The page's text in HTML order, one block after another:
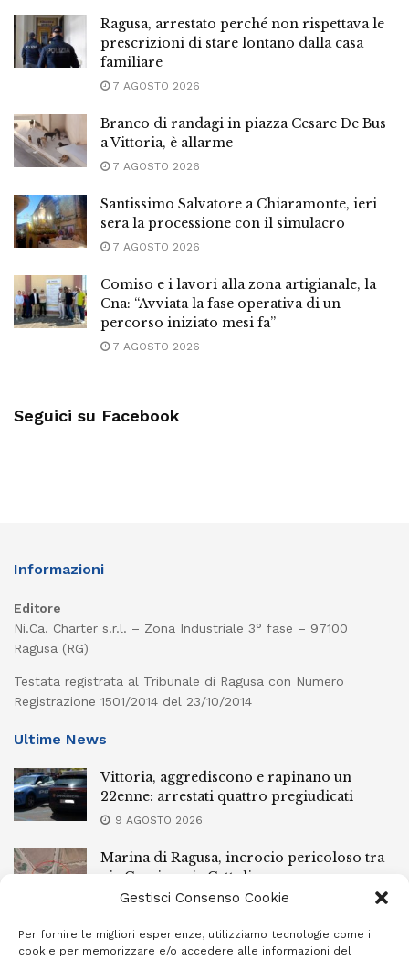
Gestisci Consenso Cookie
Per fornire le migliori esperienze, utilizziamo tecnologie come i
cookie per memorizzare e/o accedere alle informazioni del
Ragusa, arrestato perché non rispettava le
prescrizioni di stare lontano dalla casa
familiare
7 AGOSTO 2026
Branco di randagi in piazza Cesare De Bus
a Vittoria, è allarme
7 AGOSTO 2026
Santissimo Salvatore a Chiaramonte, ieri
sera la processione con il simulacro
7 AGOSTO 2026
Comiso e i lavori alla zona artigianale, la
Cna: “Avviata la fase operativa di un
percorso iniziato mesi fa”
7 AGOSTO 2026
Seguici su Facebook
Informazioni
Editore
Ni.Ca. Charter s.r.l. – Zona Industriale 3° fase – 97100
Ragusa (RG)
Testata registrata al Tribunale di Ragusa con Numero
Registrazione 1501/2014 del 23/10/2014
Ultime News
Vittoria, aggrediscono e rapinano un
22enne: arrestati quattro pregiudicati
9 AGOSTO 2026
Marina di Ragusa, incrocio pericoloso tra
via Cervia e via Cattolica
9 AGOSTO 2026
Ubriachi alla guida, armi improprie e un